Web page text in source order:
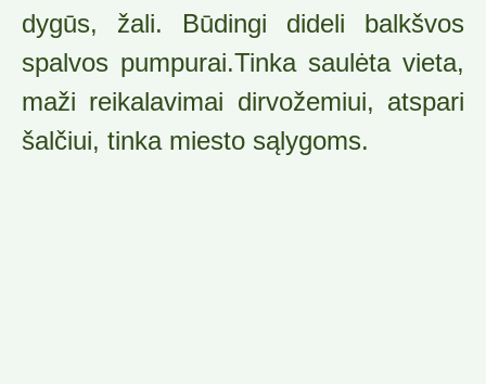
dygūs, žali. Būdingi dideli balkšvos
spalvos pumpurai.Tinka saulėta vieta,
maži reikalavimai dirvožemiui, atspari
šalčiui, tinka miesto sąlygoms.